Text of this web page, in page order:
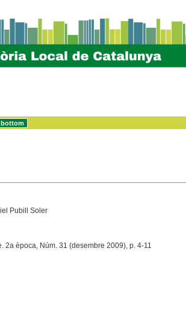
Pubill Soler
2a època, Núm. 31 (desembre 2009), p. 4-11